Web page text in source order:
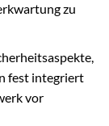
zu
fest integriert
vor